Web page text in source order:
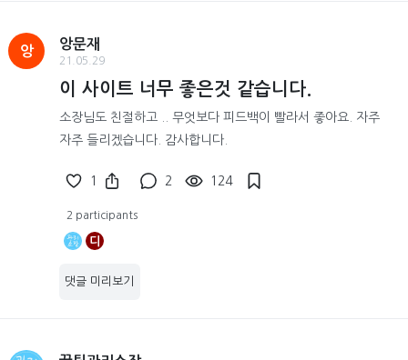
앙
앙문재
21.05.29
이 사이트 너무 좋은것 같습니다.
소장님도 친절하고 .. 무엇보다 피드백이 빨라서 좋아요. 자주
자주 들리겠습니다. 감사합니다.
1 2 124
2 participants
디
댓글 미리보기